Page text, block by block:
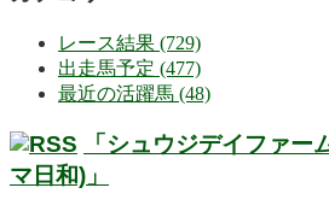
レース結果 (729)
出走馬予定 (477)
最近の活躍馬 (48)
「シュウジデイファー
マ日和)」